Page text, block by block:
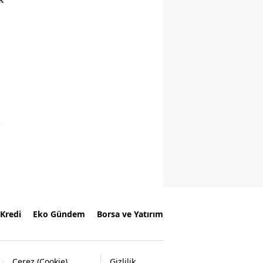
Kredi Eko Gündem Borsa ve Yatırım